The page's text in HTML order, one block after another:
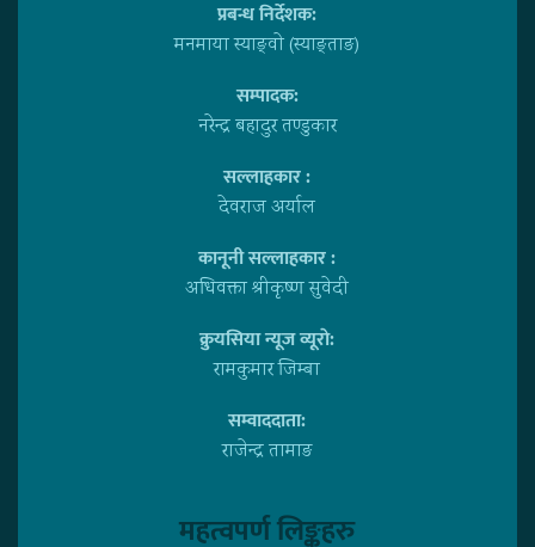
प्रबन्ध निर्देशक:
मनमाया स्याङ्वाे (स्याङ्ताङ)
सम्पादक:
नरेन्द्र बहादुर तण्डुकार
सल्लाहकार :
देवराज अर्याल
कानूनी सल्लाहकार :
अधिवक्ता श्रीकृष्ण सुवेदी
क्रुयसिया न्यूज व्यूराे:
रामकुमार जिम्बा
सम्वाददाता:
राजेन्द्र तामाङ
महत्वपर्ण लिङ्कहरु